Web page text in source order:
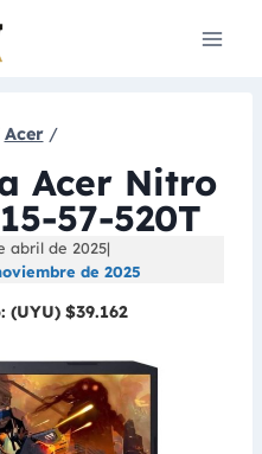
Acer /
Acer Nitro
57-520T
abril de 2025|
de 2025
(UYU) $39.162